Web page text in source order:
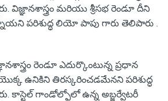
మరియు శ్రీసభ రెండూ దీని
పరిశుద్ధ లియో పాపు గారు తెలిపారు .
రెండూ ఎదుర్కొంటున్న ప్రధాన
యొక్క ఉనికిని తిరస్కరించడమేనని పరిశుద్ధ
కాస్టెల్ గాండోల్ఫోలో ఉన్న అబ్జర్వేటరీ